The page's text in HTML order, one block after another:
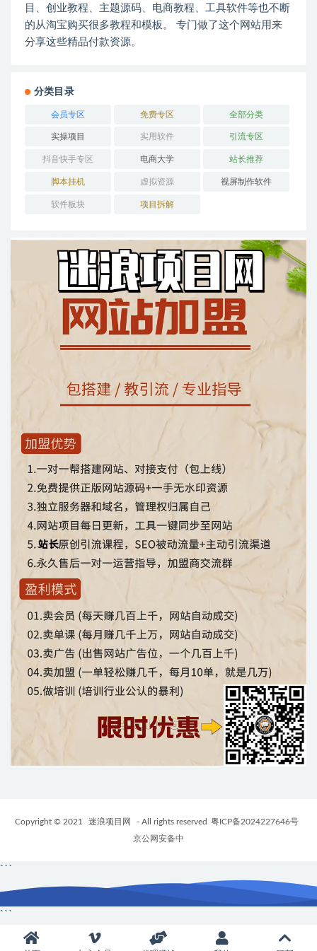
目、创业教程、主题源码、电商教程、工具软件等也不断
的从淘宝购买很多教程和模板。 专门做了这个网站用来
分享这些精品付款资源。
分类目录
会员专区 免费专区 全部分类
实操项目 实用软件 引流专区
抖音快手专区 电商大学 站长推荐
脚本挂机 虚拟资源 视屏制作软件
软件板块 项目拆解
Copyright © 2021 迷浪项目网 - All rights reserved 粤ICP备2024227646号
京公网安备中
```
```